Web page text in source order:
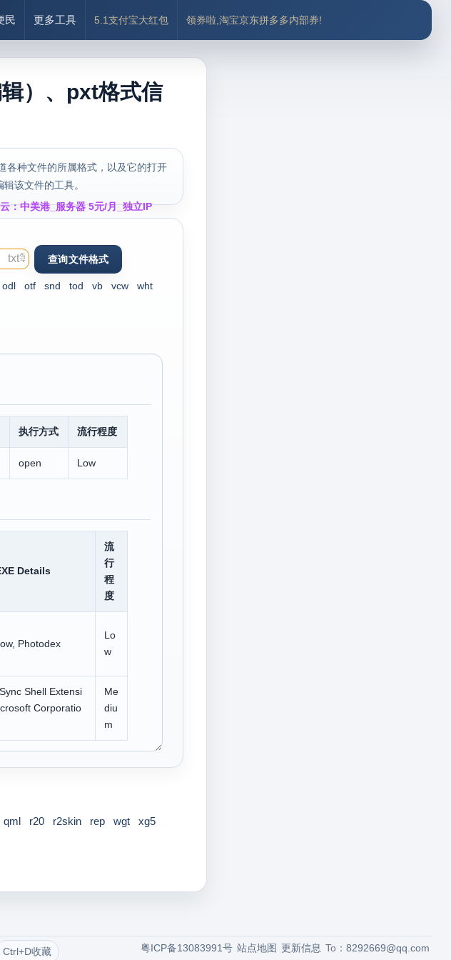
民 更多工具 5.1支付宝大红包 领券啦,淘宝京东拼多多内部券!
）、pxt格式信
各种文件的所属格式，以及它的打开
该文件的工具。
：中美港_服务器 5元/月_独立IP
odl otf snd tod vb vcw
wht
执行方式 流行程度
open Low
Details
流
行
程
度
Photodex
Lo
w
Shell Extensi
Corporatio
Me
diu
m
qml r20 r2skin rep wgt
xg5
Ctrl+D收藏 To：8292669@qq.com
更新信息
站点地图
粤ICP备13083991号